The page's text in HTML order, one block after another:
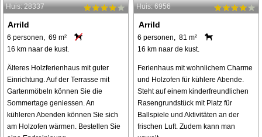
Huis: 28337
Arrild
6 personen, 69 m²
16 km naar de kust.
Älteres Holzferienhaus mit guter
Einrichtung. Auf der Terrasse mit
Gartenmöbeln können Sie die
Sommertage geniessen. An
kühleren Abenden können Sie sich
am Holzofen wärmen. Bestellen Sie
Huis: 6956
Arrild
6 personen, 81 m²
16 km naar de kust.
Ferienhaus mit wohnlichem Charme
und Holzofen für kühlere Abende.
Steht auf einem kinderfreundlichen
Rasengrundstück mit Platz für
Ballspiele und Aktivitäten an der
frischen Luft. Zudem kann man